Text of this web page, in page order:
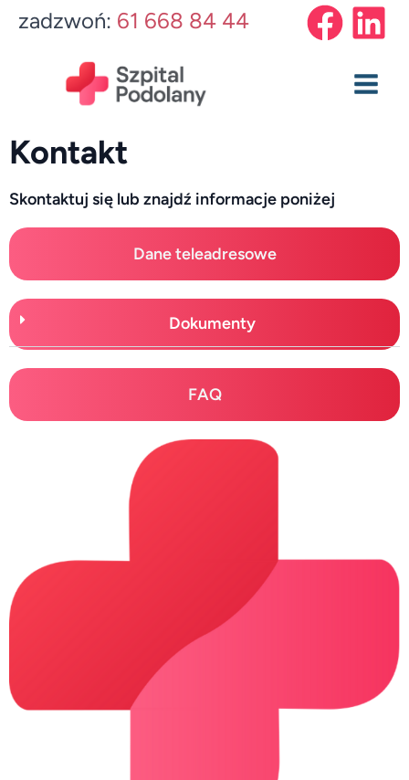
zadzwoń: 61 668 84 44
Main
Kontakt
Skontaktuj się lub znajdź informacje poniżej
Dane teleadresowe
Dokumenty
FAQ